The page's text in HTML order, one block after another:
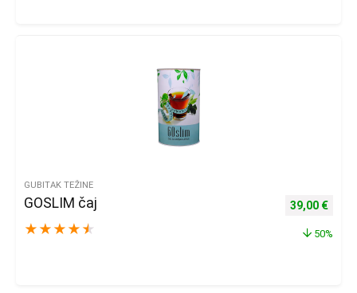
GUBITAK TEŽINE
GOSLIM čaj
★ ★ ★ ★ ★
Izvorna
39,00 €
50%